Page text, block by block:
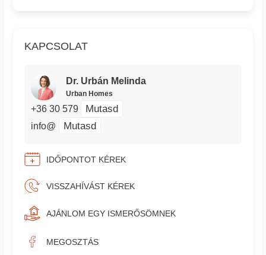
KAPCSOLAT
Dr. Urbán Melinda
Urban Homes
+36 30 579 Mutasd
info@ Mutasd
IDŐPONTOT KÉREK
VISSZAHÍVÁST KÉREK
AJÁNLOM EGY ISMERŐSÖMNEK
MEGOSZTÁS